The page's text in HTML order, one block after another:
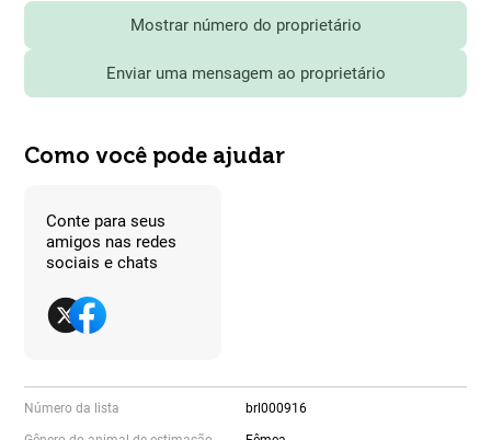
Mostrar número do proprietário
Enviar uma mensagem ao proprietário
Como você pode ajudar
Conte para seus
amigos nas redes
sociais e chats
Número da lista brl000916